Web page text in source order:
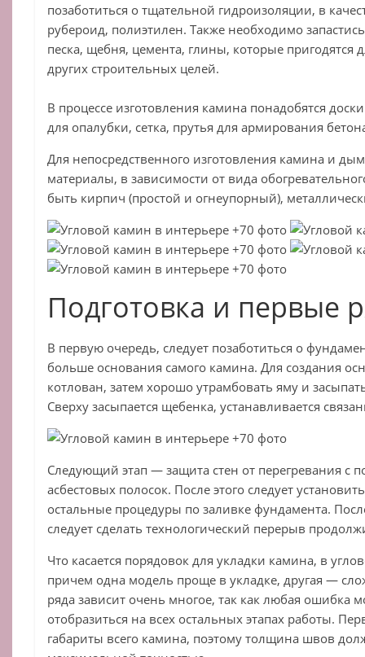
позаботиться о тщательной гидроизоляции, в
рубероид, полиэтилен. Также необходимо
песка, щебня, цемента, глины, которые пригодятся
других строительных целей.
В процессе изготовления камина понадобятся
для опалубки, сетка, прутья для армирования
Для непосредственного изготовления камина и
материалы, в зависимости от вида
быть кирпич (простой и огнеупорный),
Подготовка и первые
В первую очередь, следует позаботиться о
больше основания самого камина. Для создания
котлован, затем хорошо утрамбовать яму и
Сверху засыпается щебенка, устанавливается
Следующий этап — защита стен от перегревания с
асбестовых полосок. После этого следует
остальные процедуры по заливке фундамента.
следует сделать технологический перерыв
Что касается порядовок для укладки камина, в
причем одна модель проще в укладке, другая —
ряда зависит очень многое, так как любая ошибка
отобразиться на всех остальных этапах работы.
габариты всего камина, поэтому толщина швов